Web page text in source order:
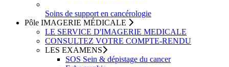
Soins de support en cancérologie
Pôle IMAGERIE MÉDICALE
LE SERVICE D'IMAGERIE MEDICALE
CONSULTEZ VOTRE COMPTE-RENDU
LES EXAMENS
SOS Sein & dépistage du cancer